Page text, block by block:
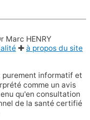
Marc HENRY
✚ à propos du site
informatif et
comme un avis
qu'en consultation
de la santé certifié